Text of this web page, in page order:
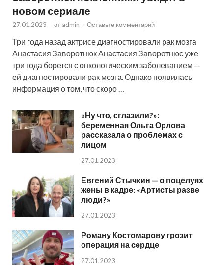
новом сериале
27.01.2023 - от admin - Оставьте комментарий
Три года назад актрисе диагностировали рак мозга
Анастасия Заворотнюк Анастасия Заворотнюс уже
три года борется с онкологическим заболеванием —
ей диагностировали рак мозга. Однако появилась
информация о том, что скоро …
«Ну что, сглазили?»:
беременная Ольга Орлова
рассказала о проблемах с
лицом
27.01.2023
Евгений Стычкин — о поцелуях
жены в кадре: «Артисты разве
люди?»
27.01.2023
Роману Костомарову грозит
операция на сердце
27.01.2023